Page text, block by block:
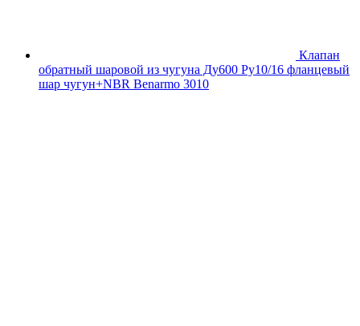
Клапан
обратный шаровой из чугуна Ду600 Ру10/16 фланцевый
шар чугун+NBR Benarmo 3010